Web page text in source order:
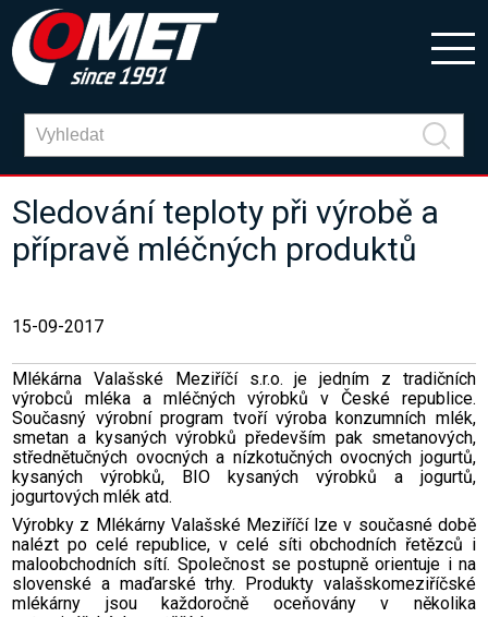
Sledování teploty při výrobě a
přípravě mléčných produktů
15-09-2017
Mlékárna Valašské Meziříčí s.r.o. je jedním z tradičních
výrobců mléka a mléčných výrobků v České republice.
Současný výrobní program tvoří výroba konzumních mlék,
smetan a kysaných výrobků především pak smetanových,
střednětučných ovocných a nízkotučných ovocných jogurtů,
kysaných výrobků, BIO kysaných výrobků a jogurtů,
jogurtových mlék atd.
Výrobky z Mlékárny Valašské Meziříčí lze v současné době
nalézt po celé republice, v celé síti obchodních řetězců i
maloobchodních sítí. Společnost se postupně orientuje i na
slovenské a maďarské trhy. Produkty valašskomeziříčské
mlékárny jsou každoročně oceňovány v několika